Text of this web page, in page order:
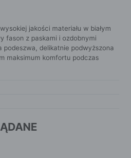
jakości materiału w białym
fason z paskami i ozdobnymi
podeszwa, delikatnie podwyższona
maksimum komfortu podczas